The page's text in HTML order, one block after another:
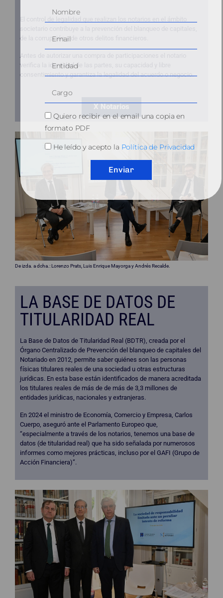
societario contribuye a la prevención del blanqueo de capitales,
de la corrupción y de otros delitos financieros.
Antes de autorizar una compra de participaciones el notario
verifica la identidad de las partes, su capacidad y libre
consentimiento y garantiza la legalidad del acuerdo o negocio.
X Notarios
De izda. a dcha.: Lorenzo Prats, Luis Enrique Mayorga y Andrés Recalde.
LA BASE DE DATOS DE
TITULARIDAD REAL
La Base de Datos de Titularidad Real (BDTR), creada por el
Órgano Centralizado de Prevención del blanqueo de capitales del
Notariado en 2012, permite saber quiénes son las personas
físicas titulares reales de una sociedad u otras estructuras
jurídicas. En esta base están identificados de manera acreditada
los titulares reales de más de de más de 3,3 millones de
entidades jurídicas, nacionales y extranjeras.
En 2024 el ministro de Economía, Comercio y Empresa, Carlos
Cuerpo, aseguró ante el Parlamento Europeo que,
“especialmente a través de los notarios, tenemos una base de
datos (de titularidad real) que ha sido señalada por numerosos
informes como mejores prácticas, incluso por el GAFI (Grupo de
Acción Financiera)”.
Quiero recibir en el email una copia en
formato PDF
He leído y acepto la Política de Privacidad
Enviar